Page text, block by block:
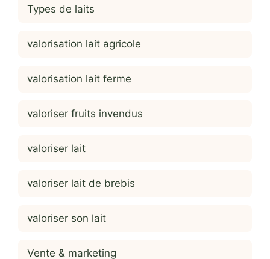
Types de laits
valorisation lait agricole
valorisation lait ferme
valoriser fruits invendus
valoriser lait
valoriser lait de brebis
valoriser son lait
Vente & marketing